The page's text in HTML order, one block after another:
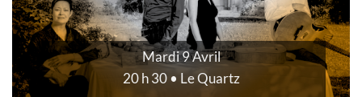
Mardi 9 Avril
20 h 30 • Le Quartz